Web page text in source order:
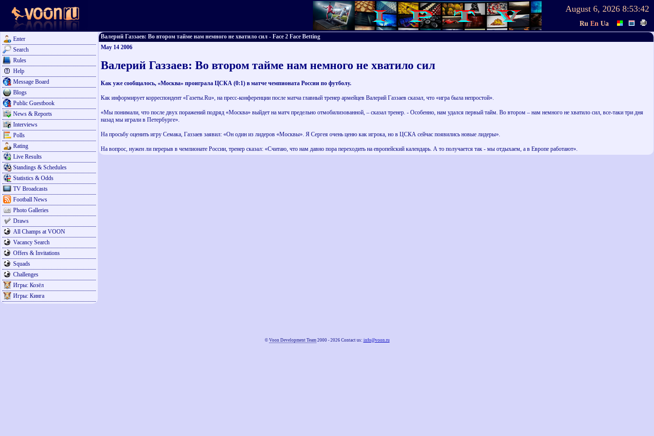
August 6, 2026 8:53:42
Ru En Ua
Enter
Search
Rules
Help
Message Board
Blogs
Public Guestbook
News & Reports
Interviews
Polls
Rating
Live Results
Standings & Schedules
Statistics & Odds
TV Broadcasts
Football News
Photo Galleries
Draws
All Champs at VOON
Vacancy Search
Offers & Invitations
Squads
Challenges
Игры: Козёл
Игры: Кинга
Валерий Газзаев: Во втором тайме нам немного не хватило сил - Face 2 Face Betting
May 14 2006
Валерий Газзаев: Во втором тайме нам немного не хватило сил
Как уже сообщалось, «Москва» проиграла ЦСКА (0:1) в матче чемпионата России по футболу.
Как информирует корреспондент «Газеты.Ru», на пресс-конференции после матча главный тренер армейцев Валерий Газзаев сказал, что «игра была непростой».
«Мы понимали, что после двух поражений подряд «Москва» выйдет на матч предельно отмобилизованной, – сказал тренер. - Особенно, нам удался первый тайм. Во втором – нам немного не хватило сил, все-таки три дня
назад мы играли в Петербурге».
На просьбу оценить игру Семака, Газзаев заявил: «Он один из лидеров «Москвы». Я Сергея очень ценю как игрока, но в ЦСКА сейчас появились новые лидеры».
На вопрос, нужен ли перерыв в чемпионате России, тренер сказал: «Считаю, что нам давно пора переходить на европейский календарь. А то получается так - мы отдыхаем, а в Европе работают».
© Voon Development Team2000 - 2026 Contact us: info@voon.ru